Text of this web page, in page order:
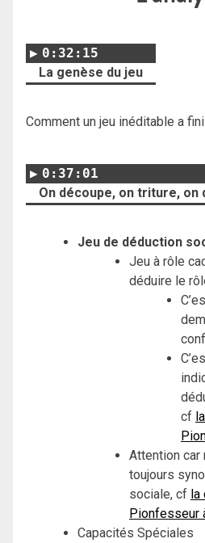
0:32:15
La genèse du jeu
Comment un jeu inéditable a
0:37:01
On découpe, on triture, on
Jeu de déduction
Jeu à rôle
déduire le
cf
Attention car
toujours
sociale, cf la
Pionfesseur
Capacités Spéciales